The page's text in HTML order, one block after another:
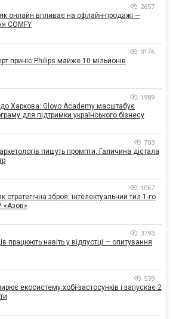
2657
як онлайн впливає на офлайн-продажі —
COMFY
3176
приніс Philips майже 10 мільйонів
1989
Харкова: Glovo Academy масштабує
для підтримки українського бізнесу
703
пишуть промпти, Галичина дістала
1067
стратегічна зброя: інтелектуальний тил 1-го
«Азов»
3793
працюють навіть у відпустці — опитування
539
екосистему хобі-застосунків і запускає 2